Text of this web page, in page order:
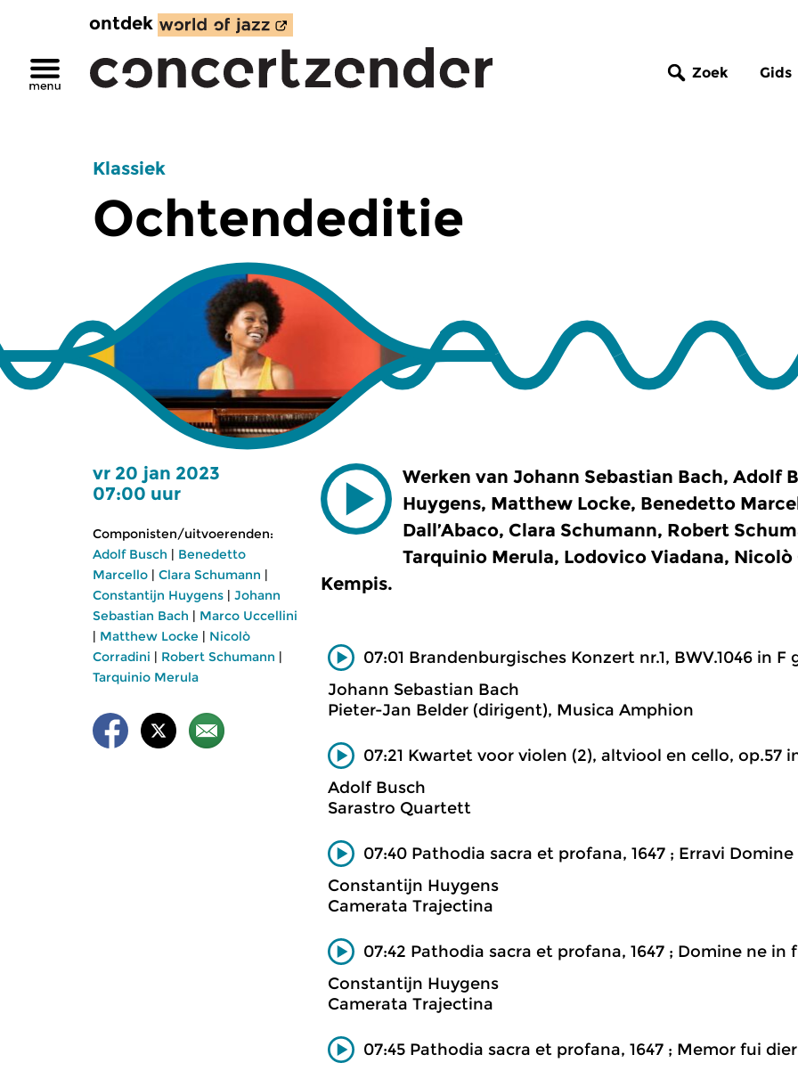
ontdek
Zoek Gids
Klassiek
Ochtendeditie
vr 20 jan 2023
07:00 uur
Componisten/uitvoerenden:
Adolf Busch | Benedetto
Marcello | Clara Schumann |
Constantijn Huygens | Johann
Sebastian Bach | Marco Uccellini
| Matthew Locke | Nicolò
Corradini | Robert Schumann |
Tarquinio Merula
Werken van Johann Sebastian Bach, Adolf
Huygens, Matthew Locke, Benedetto
Dall’Abaco, Clara Schumann, Robert
Tarquinio Merula, Lodovico Viadana,
Kempis.
07:01 Brandenburgisches Konzert nr.1, BWV.1046 in F
Johann Sebastian Bach
Pieter-Jan Belder (dirigent), Musica Amphion
07:21 Kwartet voor violen (2), altviool en cello, op.57
Adolf Busch
Sarastro Quartett
07:40 Pathodia sacra et profana, 1647 ; Erravi Domine
Constantijn Huygens
Camerata Trajectina
07:42 Pathodia sacra et profana, 1647 ; Domine ne in
Constantijn Huygens
Camerata Trajectina
07:45 Pathodia sacra et profana, 1647 ; Memor fui